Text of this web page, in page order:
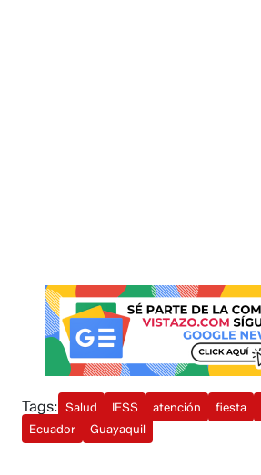
Tags: Salud IESS atención fiesta
Ecuador
Guayaquil